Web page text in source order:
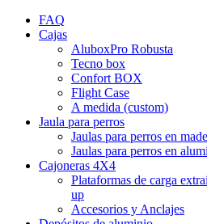
FAQ
Cajas
AluboxPro Robusta
Tecno box
Confort BOX
Flight Case
A medida (custom)
Jaula para perros
Jaulas para perros en
Jaulas para perros en
Cajoneras 4X4
Plataformas de carga
up
Accesorios y Anclajes